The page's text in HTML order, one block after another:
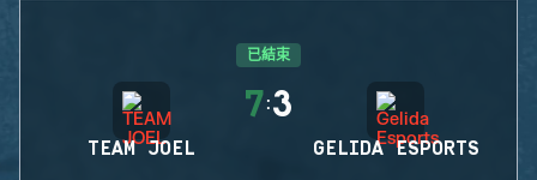
已結束
TEAM JOEL
7:3
GELIDA ESPORTS